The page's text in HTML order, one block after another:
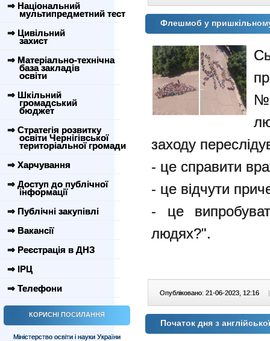
⇒ Національний
мультипредметний тест
⇒ Цивільний
захист
⇒ Матеріально-технічна
база закладів
освіти
⇒ Шкільний
громадський
бюджет
⇒ Стратегія розвитку
освіти Чернігівської
територіальної громади
⇒ Харчування
⇒ Доступ до публічної
інформації
⇒ Публічні закупівлі
⇒ Вакансії
⇒ Реєстрація в ДНЗ
⇒ ІРЦ
⇒ Телефони
КОРИСНІ ПОСИЛАННЯ
Міністерство освіти і науки України
Флешмоб у
заходу
- це справити
- це відчути
- це
людях?".
Опубліковано: 21-06-2023, 12:16 |
Початок дня з